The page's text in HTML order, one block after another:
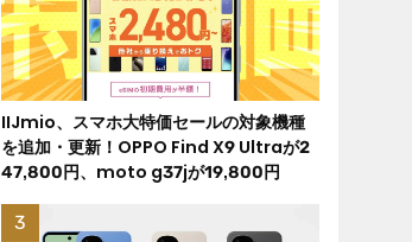
IIJmio、スマホ大特価セールの対象機種
を追加・更新！OPPO Find X9 Ultraが2
47,800円、moto g37jが19,800円